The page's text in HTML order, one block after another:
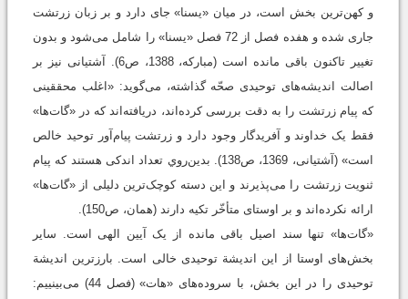
و کهن‌ترین بخش است، در میان «یسنا» جای دارد و بر زبان زرتشت
جاری شده و هفده فصل از 72 فصل «یسنا» را شامل می‌شود و بدون
تغییر تاکنون باقی مانده است (مبارکه، 1388، ص6). آشتیانی نیز بر
اصالت اندیشه‌های توحیدی صحّه گذاشته، می‌گوید: «اغلب محققینی
که پیام زرتشت را به دقت بررسی کرده‌اند، دریافته‌اند که در «گات‌ها»
فقط یک خداوند و آفریدگار وجود دارد و زرتشت پیام‌آور توحید خالص
است» (آشتیانی، 1369، ص138). بدين‌روي تعداد اندکی هستند که پیام
ثنویت زرتشت را می‌پذیرند و این دسته کوچک‌ترین دلیلی از «گات‌ها»
ارائه نکرده‌اند و بر اوستای متأخّر تکیه دارند (همان، ص150).
«گات‌ها» تنها سند اصیل باقی مانده از یک آیین الهی است. سایر
بخش‌های اوستا از این اندیشة توحیدی خالی است. بارزترین اندیشة
توحیدی را در این بخش، با سروده‌های «هات» (فصل 44) می‌بینییم: